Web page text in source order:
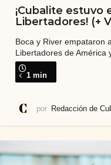
¡Cubalite estuvo
Libertadores! (+
Boca y River empataron
Libertadores de América
1 min
por Redacción de